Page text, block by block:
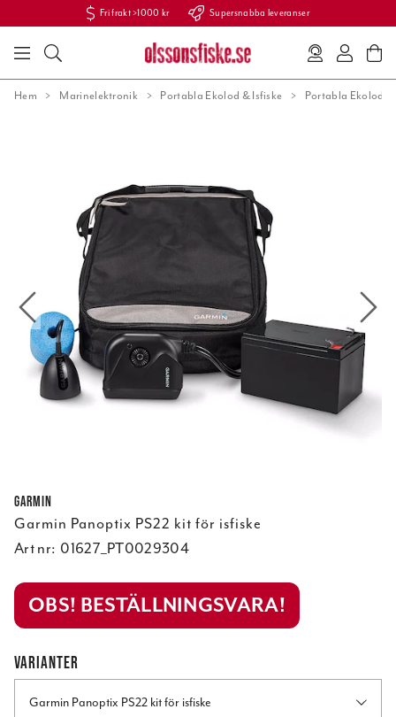
Fri frakt >1000 kr Supersnabba leveranser
Hem Marinelektronik Portabla Ekolod & Isfiske Portabla Ekolod
Garmin
Garmin Panoptix PS22 kit för isfiske
Art nr: 01627_PT0029304
OBS! BESTÄLLNINGSVARA!
VARIANTER
Garmin Panoptix PS22 kit för isfiske